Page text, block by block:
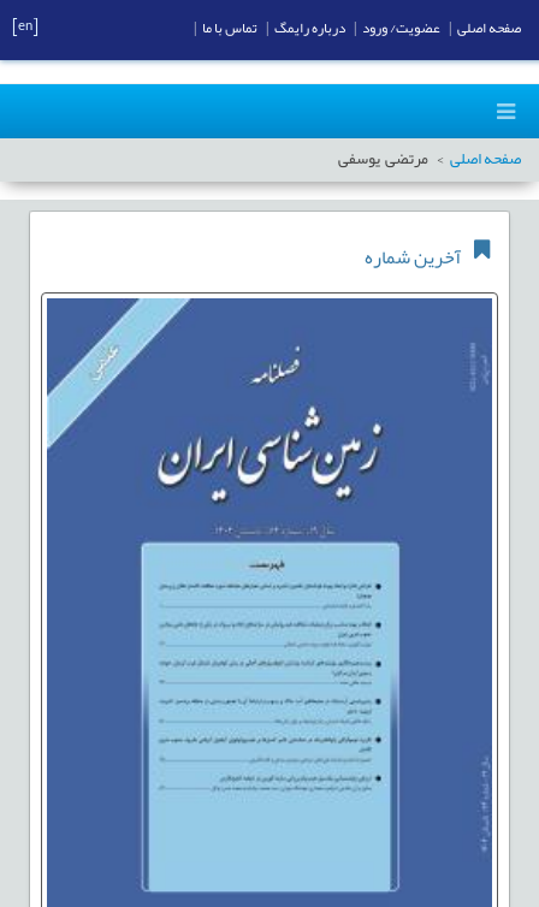
صفحه اصلی مرتضی یوسفی
آخرین شماره
صفحه اصلی عضویت/ ورود درباره رایمگ تماس با ما